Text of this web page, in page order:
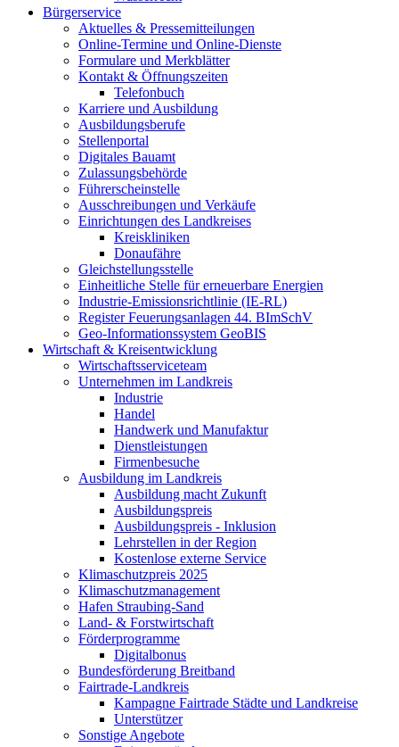
Bürgerservice
Aktuelles & Pressemitteilungen
Online-Termine und Online-Dienste
Formulare und Merkblätter
Kontakt & Öffnungszeiten
Telefonbuch
Karriere und Ausbildung
Ausbildungsberufe
Stellenportal
Digitales Bauamt
Zulassungsbehörde
Führerscheinstelle
Ausschreibungen und Verkäufe
Einrichtungen des Landkreises
Kreiskliniken
Donaufähre
Gleichstellungsstelle
Einheitliche Stelle für erneuerbare Energien
Industrie-Emissionsrichtlinie (IE-RL)
Register Feuerungsanlagen 44. BImSchV
Geo-Informationssystem GeoBIS
Wirtschaft & Kreisentwicklung
Wirtschaftsserviceteam
Unternehmen im Landkreis
Industrie
Handel
Handwerk und Manufaktur
Dienstleistungen
Firmenbesuche
Ausbildung im Landkreis
Ausbildung macht Zukunft
Ausbildungspreis
Ausbildungspreis - Inklusion
Lehrstellen in der Region
Kostenlose externe Service
Klimaschutzpreis 2025
Klimaschutzmanagement
Hafen Straubing-Sand
Land- & Forstwirtschaft
Förderprogramme
Digitalbonus
Bundesförderung Breitband
Fairtrade-Landkreis
Kampagne Fairtrade Städte und Landkreise
Unterstützer
Sonstige Angebote